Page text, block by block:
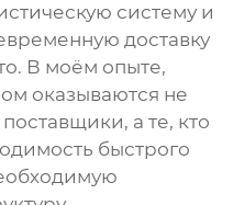
систему и
доставку
В моём опыте,
оказываются не
а те, кто
быстрого